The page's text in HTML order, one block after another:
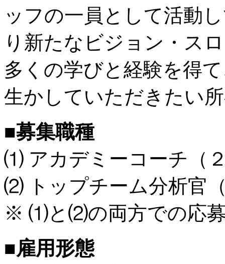
ッフの一員として活動
り新たなビジョン・ス
多くの学びと経験を得
生かしていただきたい
■募集職種
⑴ アカデミーコーチ（
⑵ トップチーム分析官
※ ⑴と⑵の両方での応
■雇用形態